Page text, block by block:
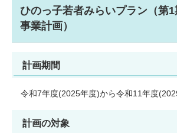
ひのっ子若者みらいプラン（第
事業計画）
計画期間
令和7年度(2025年度)から令和11年度
計画の対象